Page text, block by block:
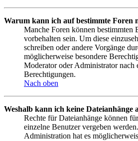
Warum kann ich auf bestimmte Foren
Manche Foren können bestimmten
vorbehalten sein. Um diese
schreiben oder andere Vorgänge
möglicherweise besondere
Moderator oder Administrator nach
Berechtigungen.
Nach oben
Weshalb kann ich keine Dateianhänge
Rechte für Dateianhänge können
einzelne Benutzer vergeben
Administration hat es